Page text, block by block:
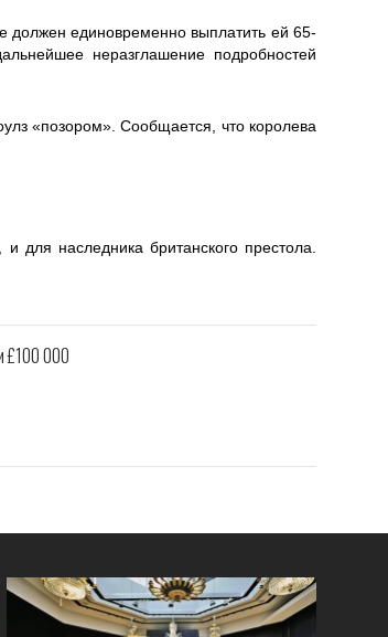
должен единовременно выплатить ей 65-
неразглашение подробностей
«позором». Сообщается, что королева
наследника британского престола.
£100 000